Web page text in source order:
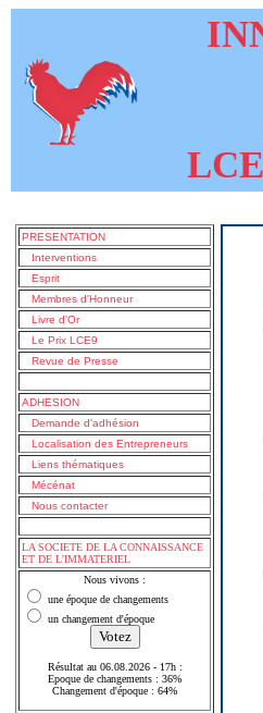
PRESENTATION
Interventions
Esprit
Membres d'Honneur
Livre d'Or
Le Prix LCE9
Revue de Presse
ADHESION
Demande d'adhésion
Localisation des Entrepreneurs
Liens thématiques
Mécénat
Nous contacter
LA SOCIETE DE LA CONNAISSANCE
ET DE L'IMMATERIEL
Nous vivons :
une époque de changements
un changement d'époque
Résultat au 06.08.2026 - 17h :
Epoque de changements : 36%
Changement d'époque : 64%